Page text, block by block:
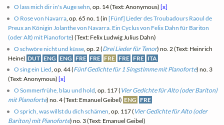
O lass mich dir in's Auge sehn, op. 14 (Text: Anonymous)[x]
O Rose von Navarra, op. 65 no. 1 (in[Fünf] Lieder des Troubadours Raoul de
Preux an Königin Jolanthe von Navarra. Ein Cyclus von Felix Dahn für Bariton
(oder Alt) mit Pianoforte) (Text: Felix Ludwig Julius Dahn)
O schwöre nicht und küsse , op. 2 (Drei Lieder für Tenor) no. 2 (Text: Heinrich
Heine) DUT ENG ENG FRE FRE FRE FRE FRE ITA
O sing ein Lied, op. 44 (Fünf Gedichte für 1 Singstimme mit Pianoforte) no. 3
(Text: Anonymous)[x]
O Sommerfrühe, blau und hold, op. 117 ( Vier Gedichte für Alto (oder Bariton)
mit Pianoforte) no. 4 (Text: Emanuel Geibel) ENG FRE
O sprich, was willst du dich schämen , op. 117 ( Vier Gedichte für Alto (oder
Bariton) mit Pianoforte) no. 3 (Text: Emanuel Geibel)